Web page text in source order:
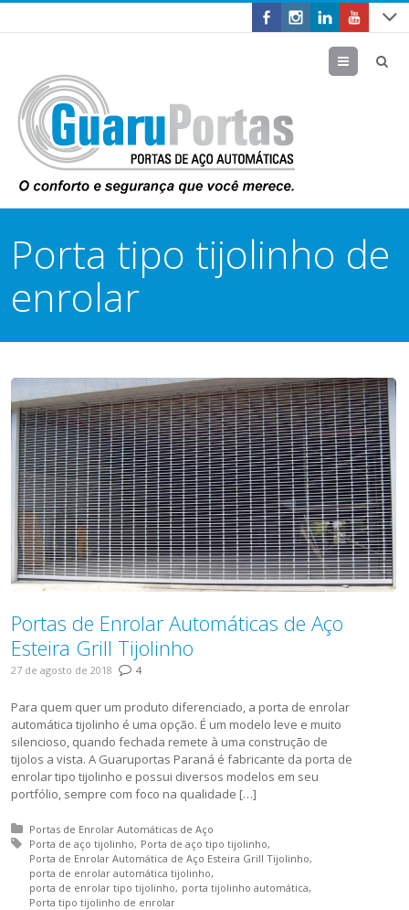
Menu
Porta tipo tijolinho de
enrolar
Portas de Enrolar Automáticas de Aço
Esteira Grill Tijolinho
27 de agosto de 2018 4
Para quem quer um produto diferenciado, a porta de enrolar
automática tijolinho é uma opção. É um modelo leve e muito
silencioso, quando fechada remete à uma construção de
tijolos a vista. A Guaruportas Paraná é fabricante da porta de
enrolar tipo tijolinho e possui diversos modelos em seu
portfólio, sempre com foco na qualidade […]
Posted in:
Portas de Enrolar Automáticas de Aço
Tagged with:
Porta de aço tijolinho Porta de aço tipo tijolinho
Porta de Enrolar Automática de Aço Esteira Grill Tijolinho
porta de enrolar automática tijolinho
porta de enrolar tipo tijolinho porta tijolinho automática
Porta tipo tijolinho de enrolar